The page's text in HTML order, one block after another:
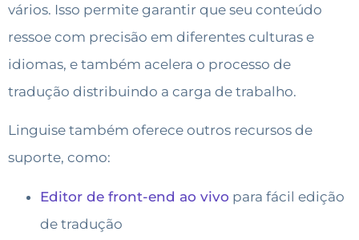
vários. Isso permite garantir que seu conteúdo
ressoe com precisão em diferentes culturas e
idiomas, e também acelera o processo de
tradução distribuindo a carga de trabalho.
Linguise também oferece outros recursos de
suporte, como:
Editor de front-end ao vivo para fácil edição
de tradução